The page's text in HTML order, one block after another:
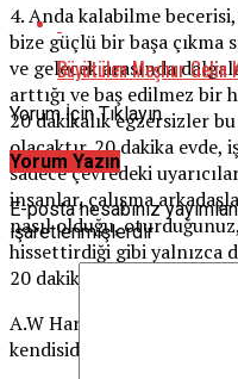
4. Anda kalabilme
bize güçlü bir başa çıkma
ve gelecek arasında
arttığı ve baş edilmez bir
20 dakikalık egzersizler
olacaktır. 20 dakika evde,
sadece çevredeki
insanlar, çalışma
nasıl olduğu,
hissettirdiği gibi yalnızca
20 dakika kendimize
A.W Hare ‘Düşünce;
kendisidir.’
Büyütülen Meşhur Gelin
Yorum İçin Tıklayın
Yorum Yazın
E-posta hesabınız
işaretlenmişlerdir